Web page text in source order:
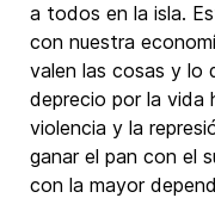
a todos en la isla.
con nuestra
valen las cosas y lo
deprecio por la vida
violencia y la
ganar el pan con el
con la mayor